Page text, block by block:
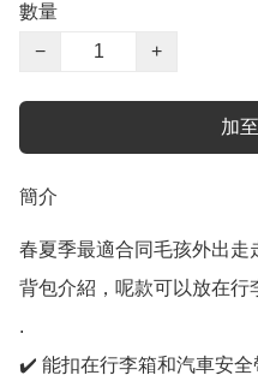
數量
−
+
加
簡介
春夏季最適合同毛孩外出
背包介紹，呢款可以放在行
.
✔️ 能扣在行李箱和汽車安全